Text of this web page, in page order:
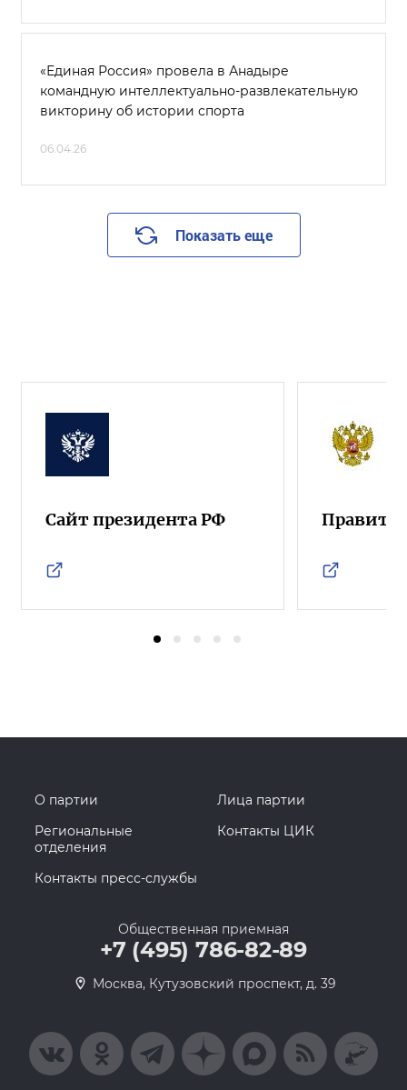
«Единая Россия» провела в Анадыре
командную интеллектуально-развлекательную
викторину об истории спорта
06.04.26
Показать еще
Сайт президента РФ
О партии
Лица партии
Региональные
отделения
Контакты ЦИК
Контакты пресс-службы
Общественная приемная
+7 (495) 786-82-89
Москва, Кутузовский проспект, д. 39